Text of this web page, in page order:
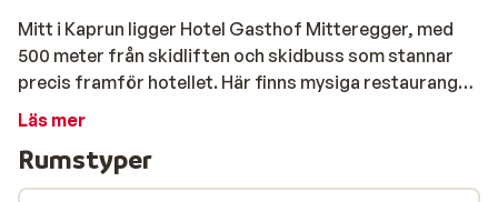
Mitt i Kaprun ligger Hotel Gasthof Mitteregger, med
500 meter från skidliften och skidbuss som stannar
precis framför hotellet. Här finns mysiga restauranger,
barer, affärer och en skridskobana. Efter en dags
och en infraröd. Du kan också njuta av en drink eller ett
glas vin från vinkällaren i hotellets bar. Hotel Gasthof
Läs mer
Rumstyper